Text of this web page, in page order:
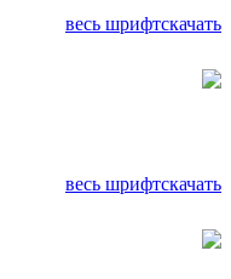
весь шрифтскачать
весь шрифтскачать